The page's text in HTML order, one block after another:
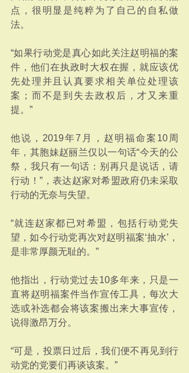
点，很明显是纯粹为了自己的自私做
法。
“如果行动党是真心如此关注赵明福的案
件，他们在执政时大权在握，就应该优
先处理并且认真要求相关单位处理该
案；而不是到失去政权后，才又来重
提。”
他说，2019年7月，赵明福命案10周
年，其胞妹赵丽兰仅以一句话“今天的公
祭，我只有一句话：别再只是说话，请
行动！”，表达赵家对希盟政府仍未采取
行动的无奈与失望。
“就连赵家都已对希盟，包括行动党失
望，如今行动党再次对赵明福案‘抽水’，
是非常厚颜无耻的。”
他指出，行动党过去10多年来，只是一
直将赵明福案件当作宣传工具，每次大
选或补选都会将该案搬出来大事宣传，
说得激昂万分。
“可是，投票日过后，我们便不再见到行
动党的党要们再谈该案。”